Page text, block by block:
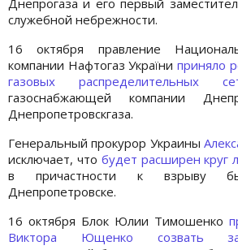
Днепрогаза и его первый
служебной небрежности.
16 октября правление
компании Нафтогаз України приняло
газовых распределительных
газоснабжающей компании
Днепропетровскгаза.
Генеральный прокурор Украины
исключает, что будет расширен круг
в причастности к взрыву
Днепропетровске.
16 октября Блок Юлии Тимошенко
Виктора Ющенко созвать